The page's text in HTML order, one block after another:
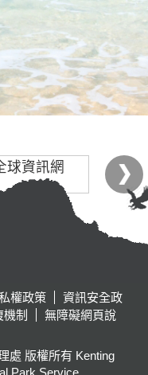
權政策
資訊安全政
機制
無障礙網頁說
處 版權所有 Kenting
Park Service,